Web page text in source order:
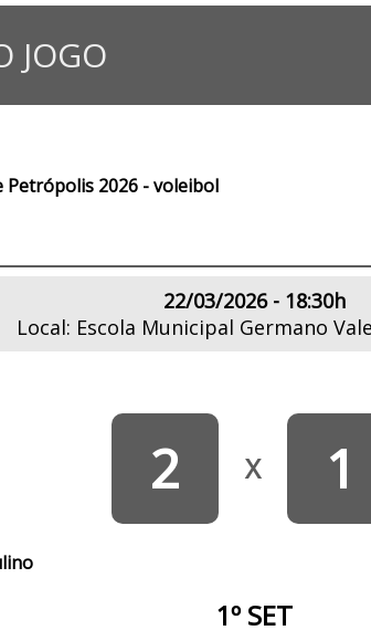
JOGO
Petrópolis 2026 - voleibol
22/03/2026 - 18:30h
Local: Escola Municipal Germano
2 X 1
1º SET